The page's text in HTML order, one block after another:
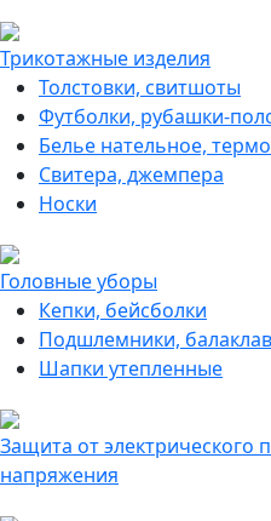
Трикотажные изделия
Толстовки, свитшоты
Футболки, рубашки-
Белье нательное,
Свитера, джемпера
Носки
Головные уборы
Кепки, бейсболки
Подшлемники,
Шапки утепленные
Защита от электрического
напряжения